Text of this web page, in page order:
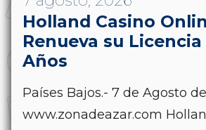
Holland Casino
Renueva su
Años
Países Bajos.- 7 de Agosto de
www.zonadeazar.com